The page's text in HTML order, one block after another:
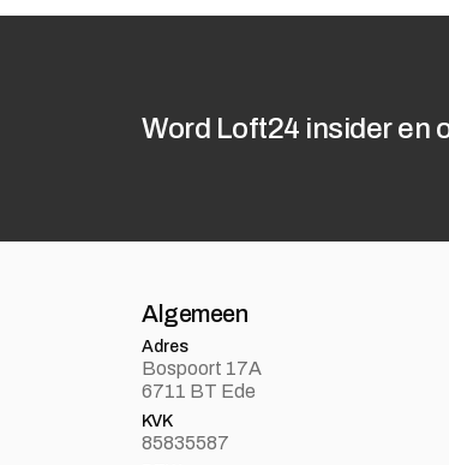
Word Loft24 insider en
Algemeen
Adres
Bospoort 17A
6711 BT Ede
KVK
85835587